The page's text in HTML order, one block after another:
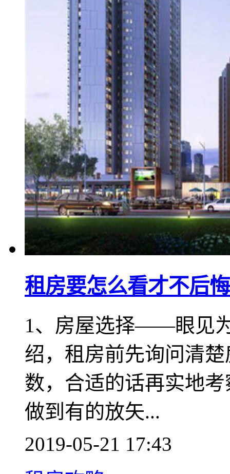
租房要怎么看才不后
1、房屋选择——眼见
绍，租房前先询问清
数，合适的话再实地
做到有的放矢...
2019-05-21 17:43